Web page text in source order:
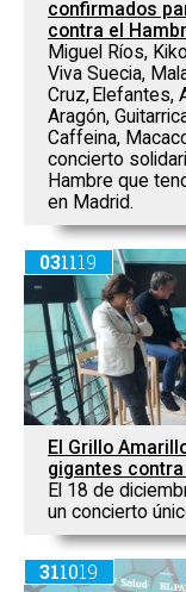
confirmados
contra el
Miguel Ríos,
Viva Suecia,
Cruz, Elefantes,
Aragón,
Caffeina,
concierto
Hambre que
en Madrid.
031119
El Grillo
gigantes
El 18 de
un concierto
311019